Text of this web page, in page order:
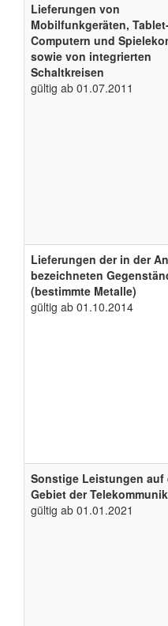
Lieferungen von
Mobilfunkgeräten,
Computern und
sowie von integrierten
Schaltkreisen
gültig ab 01.07.2011
Lieferungen der in der
bezeichneten
(bestimmte Metalle)
gültig ab 01.10.2014
Sonstige Leistungen auf
Gebiet der
gültig ab 01.01.2021